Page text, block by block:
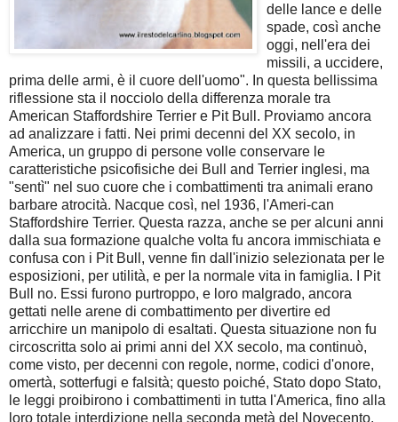
delle lance e delle
spade, così anche
oggi, nell'era dei
missili, a uccidere,
prima delle armi, è il cuore dell'uomo". In questa bellissima
riflessione sta il nocciolo della differenza morale tra
American Staffordshire Terrier e Pit Bull. Proviamo ancora
ad analizzare i fatti. Nei primi decenni del XX secolo, in
America, un gruppo di persone volle conservare le
caratteristiche psicofisiche dei Bull and Terrier inglesi, ma
"sentì" nel suo cuore che i combattimenti tra animali erano
barbare atrocità. Nacque così, nel 1936, l'Ameri-can
Staffordshire Terrier. Questa razza, anche se per alcuni anni
dalla sua formazione qualche volta fu ancora immischiata e
confusa con i Pit Bull, venne fin dall'inizio selezionata per le
esposizioni, per utilità, e per la normale vita in famiglia. I Pit
Bull no. Essi furono purtroppo, e loro malgrado, ancora
gettati nelle arene di combattimento per divertire ed
arricchire un manipolo di esaltati. Questa situazione non fu
circoscritta solo ai primi anni del XX secolo, ma continuò,
come visto, per decenni con regole, norme, codici d'onore,
omertà, sotterfugi e falsità; questo poiché, Stato dopo Stato,
le leggi proibirono i combattimenti in tutta l'America, fino alla
loro totale interdizione nella seconda metà del Novecento.